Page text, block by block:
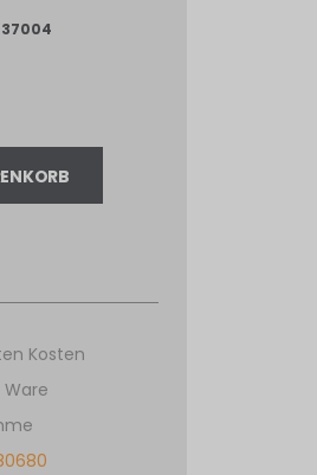
Kosten